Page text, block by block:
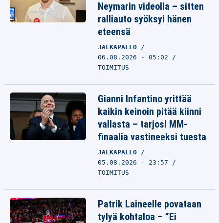
Neymarin videolla – sitten
ralliauto syöksyi hänen
eteensä
JALKAPALLO
06.08.2026 - 05:02
TOIMITUS
Gianni Infantino yrittää
kaikin keinoin pitää kiinni
vallasta – tarjosi MM-
finaalia vastineeksi tuesta
JALKAPALLO
05.08.2026 - 23:57
TOIMITUS
Patrik Laineelle povataan
tylyä kohtaloa – ”Ei